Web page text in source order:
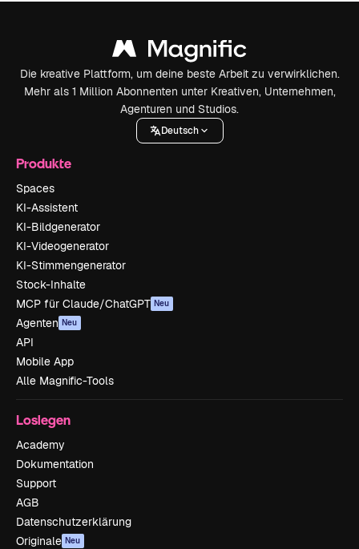
Die kreative Plattform, um deine beste Arbeit zu verwirklichen.
Mehr als 1 Million Abonnenten unter Kreativen, Unternehmen,
Agenturen und Studios.
Deutsch
Produkte
Spaces
KI-Assistent
KI-Bildgenerator
KI-Videogenerator
KI-Stimmengenerator
Stock-Inhalte
MCP für Claude/ChatGPT Neu
Agenten Neu
API
Mobile App
Alle Magnific-Tools
Loslegen
Academy
Dokumentation
Support
AGB
Datenschutzerklärung
Originale Neu